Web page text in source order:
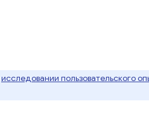
исследовании пользовательского